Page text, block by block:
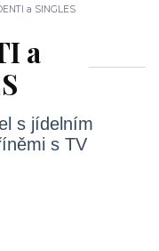
a SINGLES
a
s jídelním
s TV